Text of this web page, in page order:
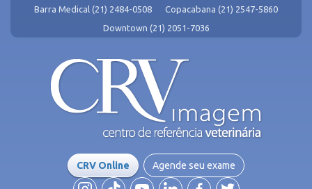
Barra Medical (21) 2484-0508
Copacabana (21) 2547-5860
Downtown (21) 2051-7036
CRV Online Agende seu exame